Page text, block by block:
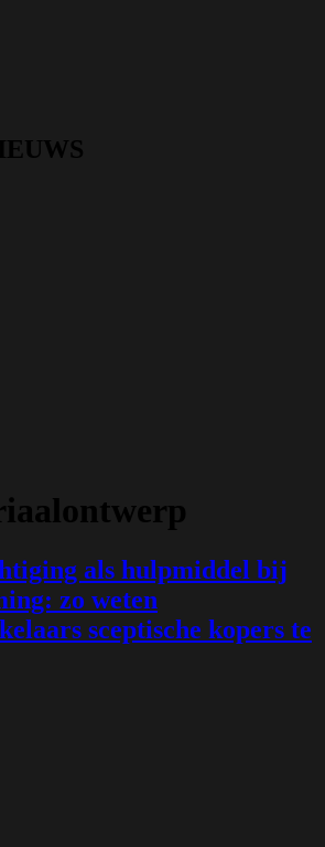
als hulpmiddel bij
zo weten
sceptische kopers te